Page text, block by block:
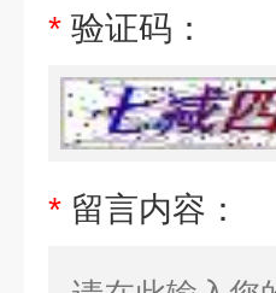
* 验证码：
* 留言内容：